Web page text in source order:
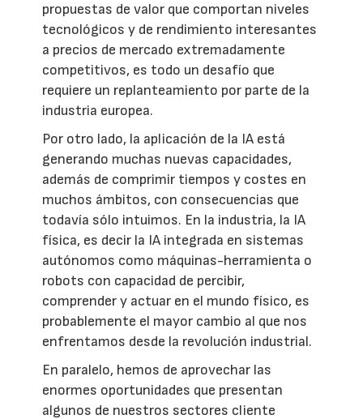
propuestas de valor que comportan niveles
tecnológicos y de rendimiento interesantes
a precios de mercado extremadamente
competitivos, es todo un desafío que
requiere un replanteamiento por parte de la
industria europea.
Por otro lado, la aplicación de la IA está
generando muchas nuevas capacidades,
además de comprimir tiempos y costes en
muchos ámbitos, con consecuencias que
todavía sólo intuimos. En la industria, la IA
física, es decir la IA integrada en sistemas
autónomos como máquinas-herramienta o
robots con capacidad de percibir,
comprender y actuar en el mundo físico, es
probablemente el mayor cambio al que nos
enfrentamos desde la revolución industrial.
En paralelo, hemos de aprovechar las
enormes oportunidades que presentan
algunos de nuestros sectores cliente